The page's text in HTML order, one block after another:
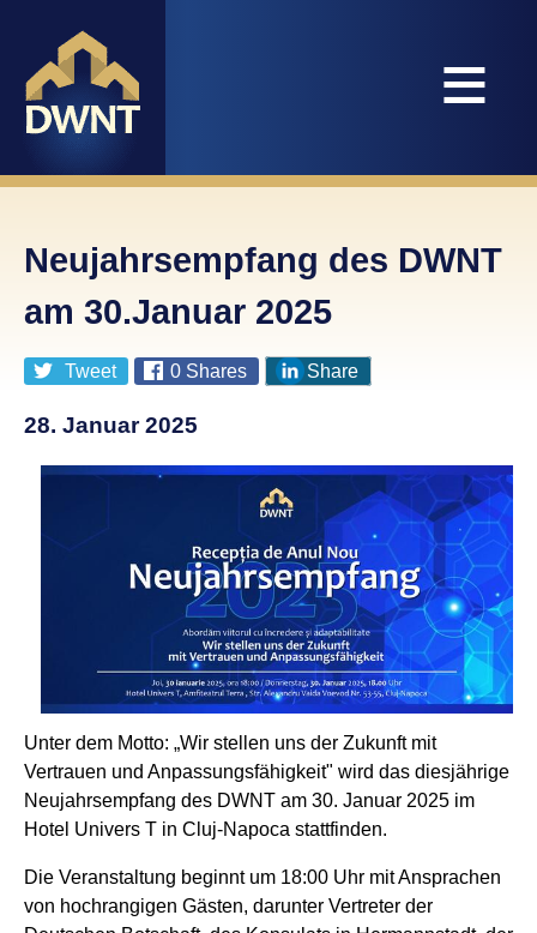
≡
Neujahrsempfang des DWNT
am 30.Januar 2025
Tweet 0 Shares Share
28. Januar 2025
Unter dem Motto: „Wir stellen uns der Zukunft mit
Vertrauen und Anpassungsfähigkeit" wird das diesjährige
Neujahrsempfang des DWNT am 30. Januar 2025 im
Hotel Univers T in Cluj-Napoca stattfinden.
Die Veranstaltung beginnt um 18:00 Uhr mit Ansprachen
von hochrangigen Gästen, darunter Vertreter der